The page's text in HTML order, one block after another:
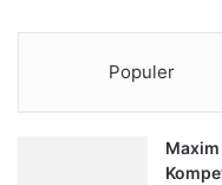
Populer